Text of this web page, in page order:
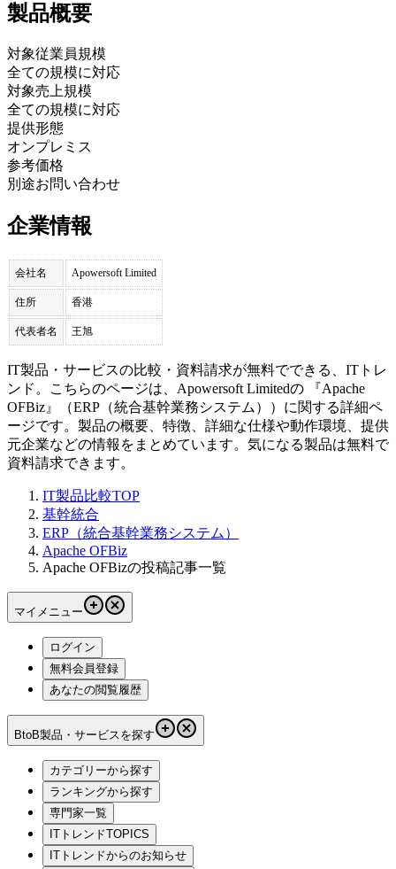
製品概要
対象従業員規模
全ての規模に対応
対象売上規模
全ての規模に対応
提供形態
オンプレミス
参考価格
別途お問い合わせ
企業情報
会社名 Apowersoft Limited
住所 香港
代表者名 王旭
IT製品・サービスの比較・資料請求が無料でできる、ITトレ
ンド。こちらのページは、 Apowersoft Limitedの 『Apache
OFBiz 』（ERP（統合基幹業務システム）
）に関する詳細ペ
ージです。製品の概要、特徴、詳細な仕様や動作環境、提供
元企業などの情報をまとめています。気になる製品は無料で
資料請求できます。
IT製品比較TOP
基幹統合
ERP（統合基幹業務システム）
Apache OFBiz
Apache OFBizの投稿記事一覧
マイメニュー
ログイン
無料会員登録
あなたの閲覧履歴
BtoB製品・サービスを探す
カテゴリーから探す
ランキングから探す
専門家一覧
ITトレンドTOPICS
ITトレンドからのお知らせ